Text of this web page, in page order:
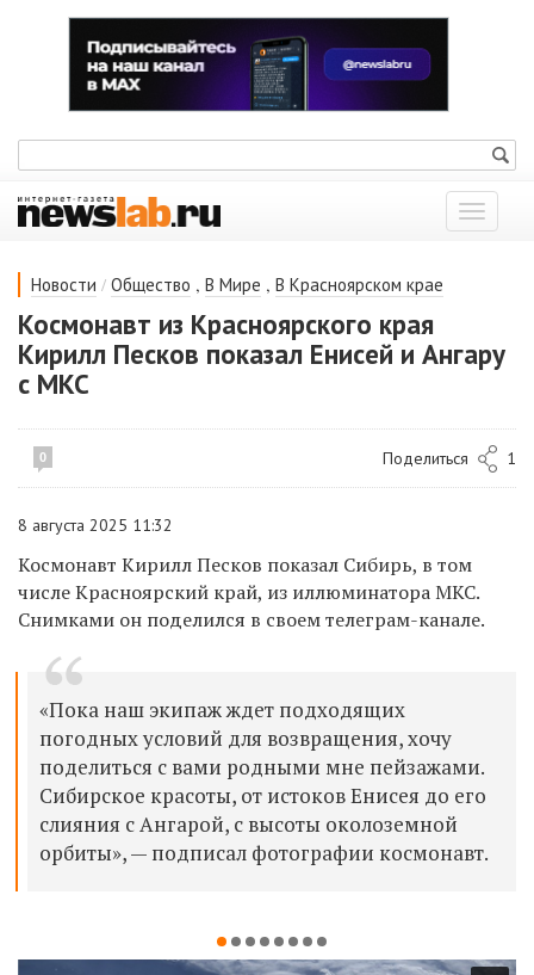
Показать
меню
Новости / Общество , В Мире , В Красноярском крае
Космонавт из Красноярского края
Кирилл Песков показал Енисей и Ангару
с МКС
0 Поделиться 1
8 августа 2025 11:32
Космонавт Кирилл Песков показал Сибирь, в том
числе Красноярский край, из иллюминатора МКС.
Снимками он поделился в своем телеграм-канале.
«Пока наш экипаж ждет подходящих
погодных условий для возвращения, хочу
поделиться с вами родными мне пейзажами.
Сибирское красоты, от истоков Енисея до его
слияния с Ангарой, с высоты околоземной
орбиты», — подписал фотографии космонавт.